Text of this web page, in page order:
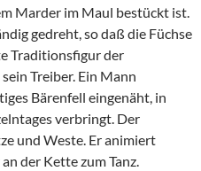
Marder im Maul bestückt ist.
gedreht, so daß die Füchse
Traditionsfigur der
Treiber. Ein Mann
Bärenfell eingenäht, in
verbringt. Der
und Weste. Er animiert
der Kette zum Tanz.